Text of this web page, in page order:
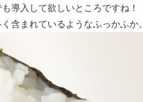
導入して欲しいところですね！
含まれているようなふっかふか。